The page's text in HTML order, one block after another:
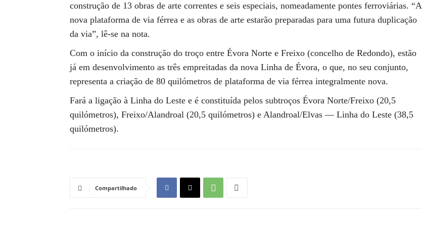
construção de 13 obras de arte correntes e seis especiais, nomeadamente pontes ferroviárias. “A
nova plataforma de via férrea e as obras de arte estarão preparadas para uma futura duplicação
da via”, lê-se na nota.
Com o início da construção do troço entre Évora Norte e Freixo (concelho de Redondo), estão
já em desenvolvimento as três empreitadas da nova Linha de Évora, o que, no seu conjunto,
representa a criação de 80 quilómetros de plataforma de via férrea integralmente nova.
Fará a ligação à Linha do Leste e é constituída pelos subtroços Évora Norte/Freixo (20,5
quilómetros), Freixo/Alandroal (20,5 quilómetros) e Alandroal/Elvas — Linha do Leste (38,5
quilómetros).
Compartilhado